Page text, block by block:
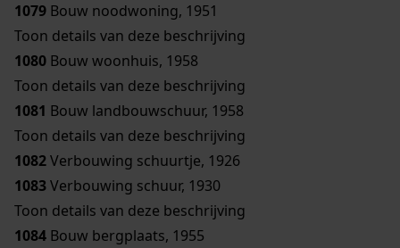
1079 Bouw noodwoning, 1951
Toon details van deze beschrijving
1080 Bouw woonhuis, 1958
Toon details van deze beschrijving
1081 Bouw landbouwschuur, 1958
Toon details van deze beschrijving
1082Verbouwing schuurtje, 1926
1083Verbouwing schuur, 1930
Toon details van deze beschrijving
1084 Bouw bergplaats, 1955